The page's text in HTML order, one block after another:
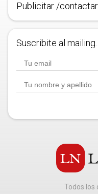
Publicitar /
Suscribite al mailing.
Todos los